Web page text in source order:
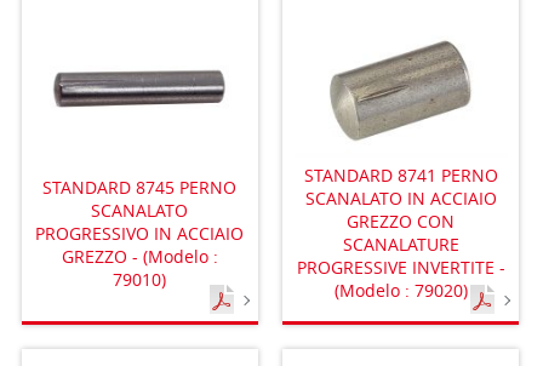
STANDARD 8745 PERNO
SCANALATO
PROGRESSIVO IN ACCIAIO
GREZZO - (Modelo :
79010)
STANDARD 8741 PERNO
SCANALATO IN ACCIAIO
GREZZO CON
SCANALATURE
PROGRESSIVE INVERTITE -
(Modelo : 79020)